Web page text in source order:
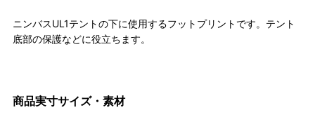
ニンバスUL1テントの下に使用するフットプリントです。テント
底部の保護などに役立ちます。
商品実寸サイズ・素材